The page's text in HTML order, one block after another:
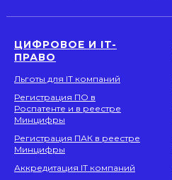
ЦИФРОВОЕ И IT-
ПРАВО
Льготы для IT компаний
Регистрация ПО в
Роспатенте и в реестре
Минцифры
Регистрация ПАК в реестре
Минцифры
Аккредитация IT компаний